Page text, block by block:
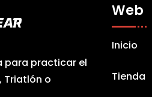
para practicar el
Triatlón o
Web
Inicio
Tienda